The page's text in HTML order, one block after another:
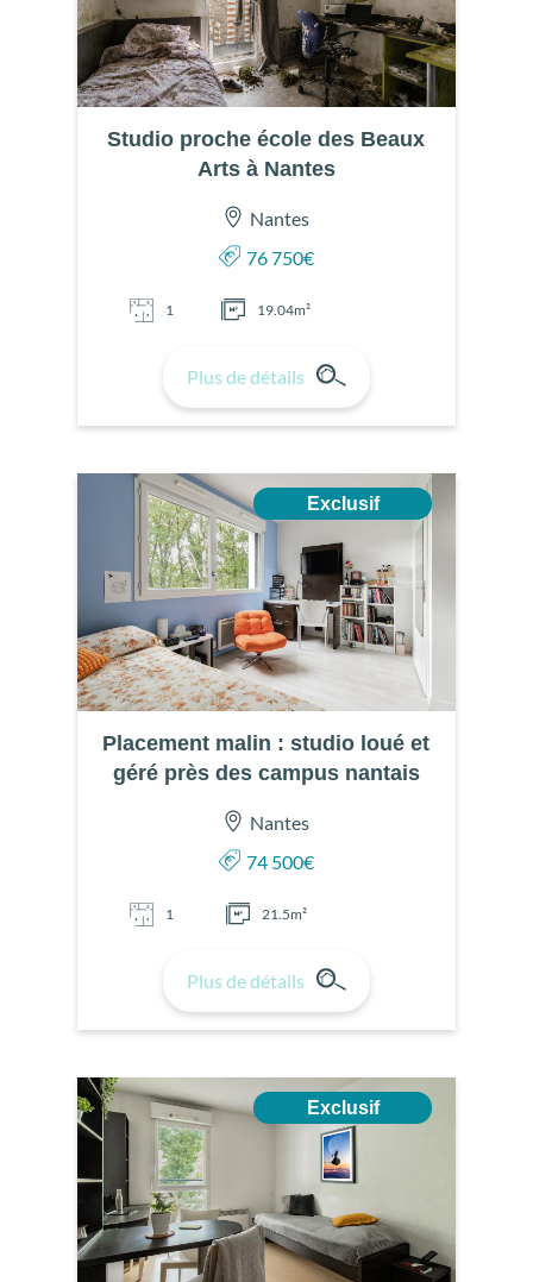
Studio proche école des Beaux
Arts à Nantes
Nantes
76 750€
1 19.04m²
Plus de détails
Exclusif
Placement malin : studio loué et
géré près des campus nantais
Nantes
74 500€
1 21.5m²
Plus de détails
Exclusif